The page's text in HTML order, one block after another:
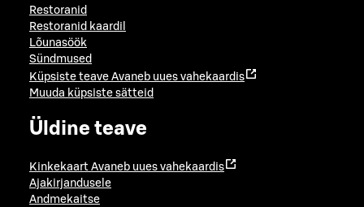
Restoranid
Restoranid kaardil
Lõunasöök
Sündmused
Küpsiste teave Avaneb uues vahekaardis
Muuda küpsiste sätteid
Üldine teave
Kinkekaart Avaneb uues vahekaardis
Ajakirjandusele
Andmekaitse